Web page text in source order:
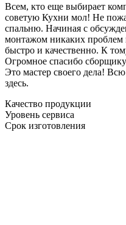
Всем, кто еще выбирает
советую Кухни мол! Не
спальню. Начиная с
монтажом никаких проблем
быстро и качественно. К
Огромное спасибо сборщику
Это мастер своего дела! Всю
здесь.
Качество продукции
Уровень сервиса
Срок изготовления